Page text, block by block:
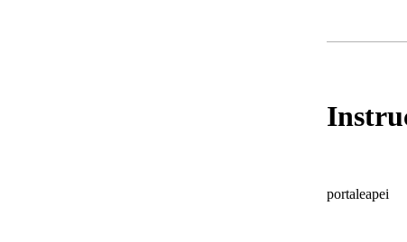
portaleapei